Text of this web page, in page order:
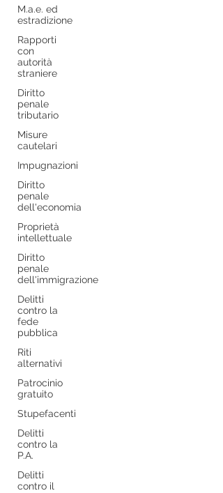
M.a.e. ed
estradizione
Rapporti
con
autorità
straniere
Diritto
penale
tributario
Misure
cautelari
Impugnazioni
Diritto
penale
dell'economia
Proprietà
intellettuale
Diritto
penale
dell'immigrazione
Delitti
contro la
fede
pubblica
Riti
alternativi
Patrocinio
gratuito
Stupefacenti
Delitti
contro la
P.A.
Delitti
contro il